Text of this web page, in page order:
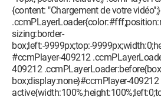
{content: "Chargement de votre
sizing:border-
box;left:-9999px;top:-
#ccmPlayer-409212
409212
box;display:none}#ccmPlayer-